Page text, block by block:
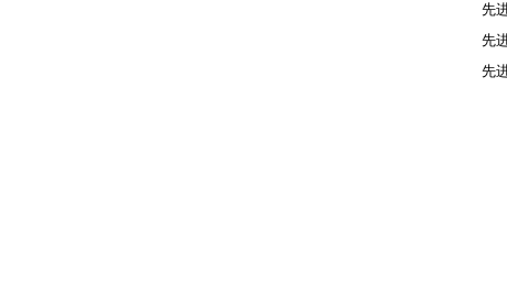
先
先
先